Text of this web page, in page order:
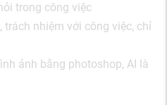
trong công việc
nhiệm với công việc, chỉ
ảnh bằng photoshop, AI là